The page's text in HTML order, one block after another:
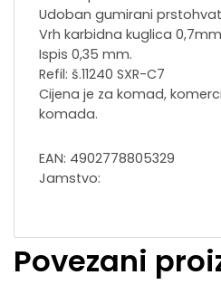
Udoban gumirani
Vrh karbidna kuglica
Ispis 0,35 mm.
Refil: š.11240 SXR-C7
Cijena je za komad,
komada.
EAN: 4902778805329
Jamstvo:
Povezani